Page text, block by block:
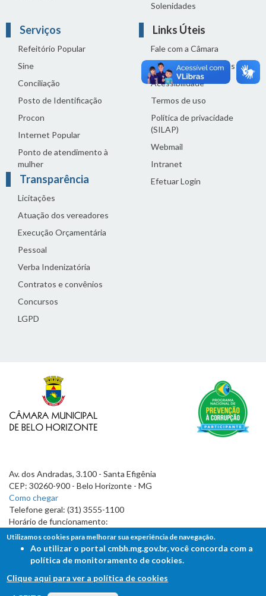
Solenidades
Serviços
Refeitório Popular
Sine
Conciliação
Posto de Identificação
Procon
Internet Popular
Ponto de atendimento à
mulher
Transparência
Licitações
Atuação dos vereadores
Execução Orçamentária
Pessoal
Verba Indenizatória
Contratos e convênios
Concursos
LGPD
Links Úteis
Fale com a Câmara
Perguntas Frequentes
Acessibilidade
Termos de uso
Política de privacidade
(SILAP)
Webmail
Intranet
Efetuar Login
Av. dos Andradas, 3.100 - Santa Efigênia
CEP: 30260-900 - Belo Horizonte - MG
Como chegar
Telefone geral: (31) 3555-1100
Horário de funcionamento:
7h às 19h
FALE COM A CÂMARA
Utilizamos cookies para melhorar sua experiência de navegação.
Ao utilizar o portal cmbh.mg.gov.br, você concorda com a
política de monitoramento de cookies.
Clique aqui para ver a política de cookies